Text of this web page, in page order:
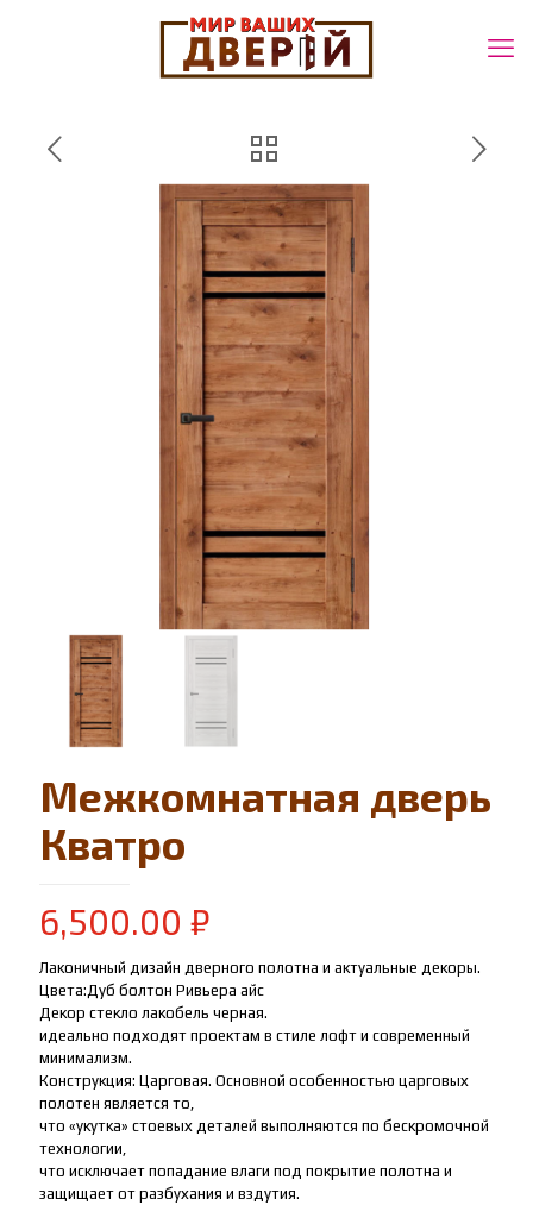
Межкомнатная дверь
Кватро
6,500.00 ₽
Лаконичный дизайн дверного полотна и актуальные декоры.
Цвета:Дуб болтон Ривьера айс
Декор стекло лакобель черная.
идеально подходят проектам в стиле лофт и современный
минимализм.
Конструкция: Царговая. Основной особенностью царговых
полотен является то,
что «укутка» стоевых деталей выполняются по бескромочной
технологии,
что исключает попадание влаги под покрытие полотна и
защищает от разбухания и вздутия.